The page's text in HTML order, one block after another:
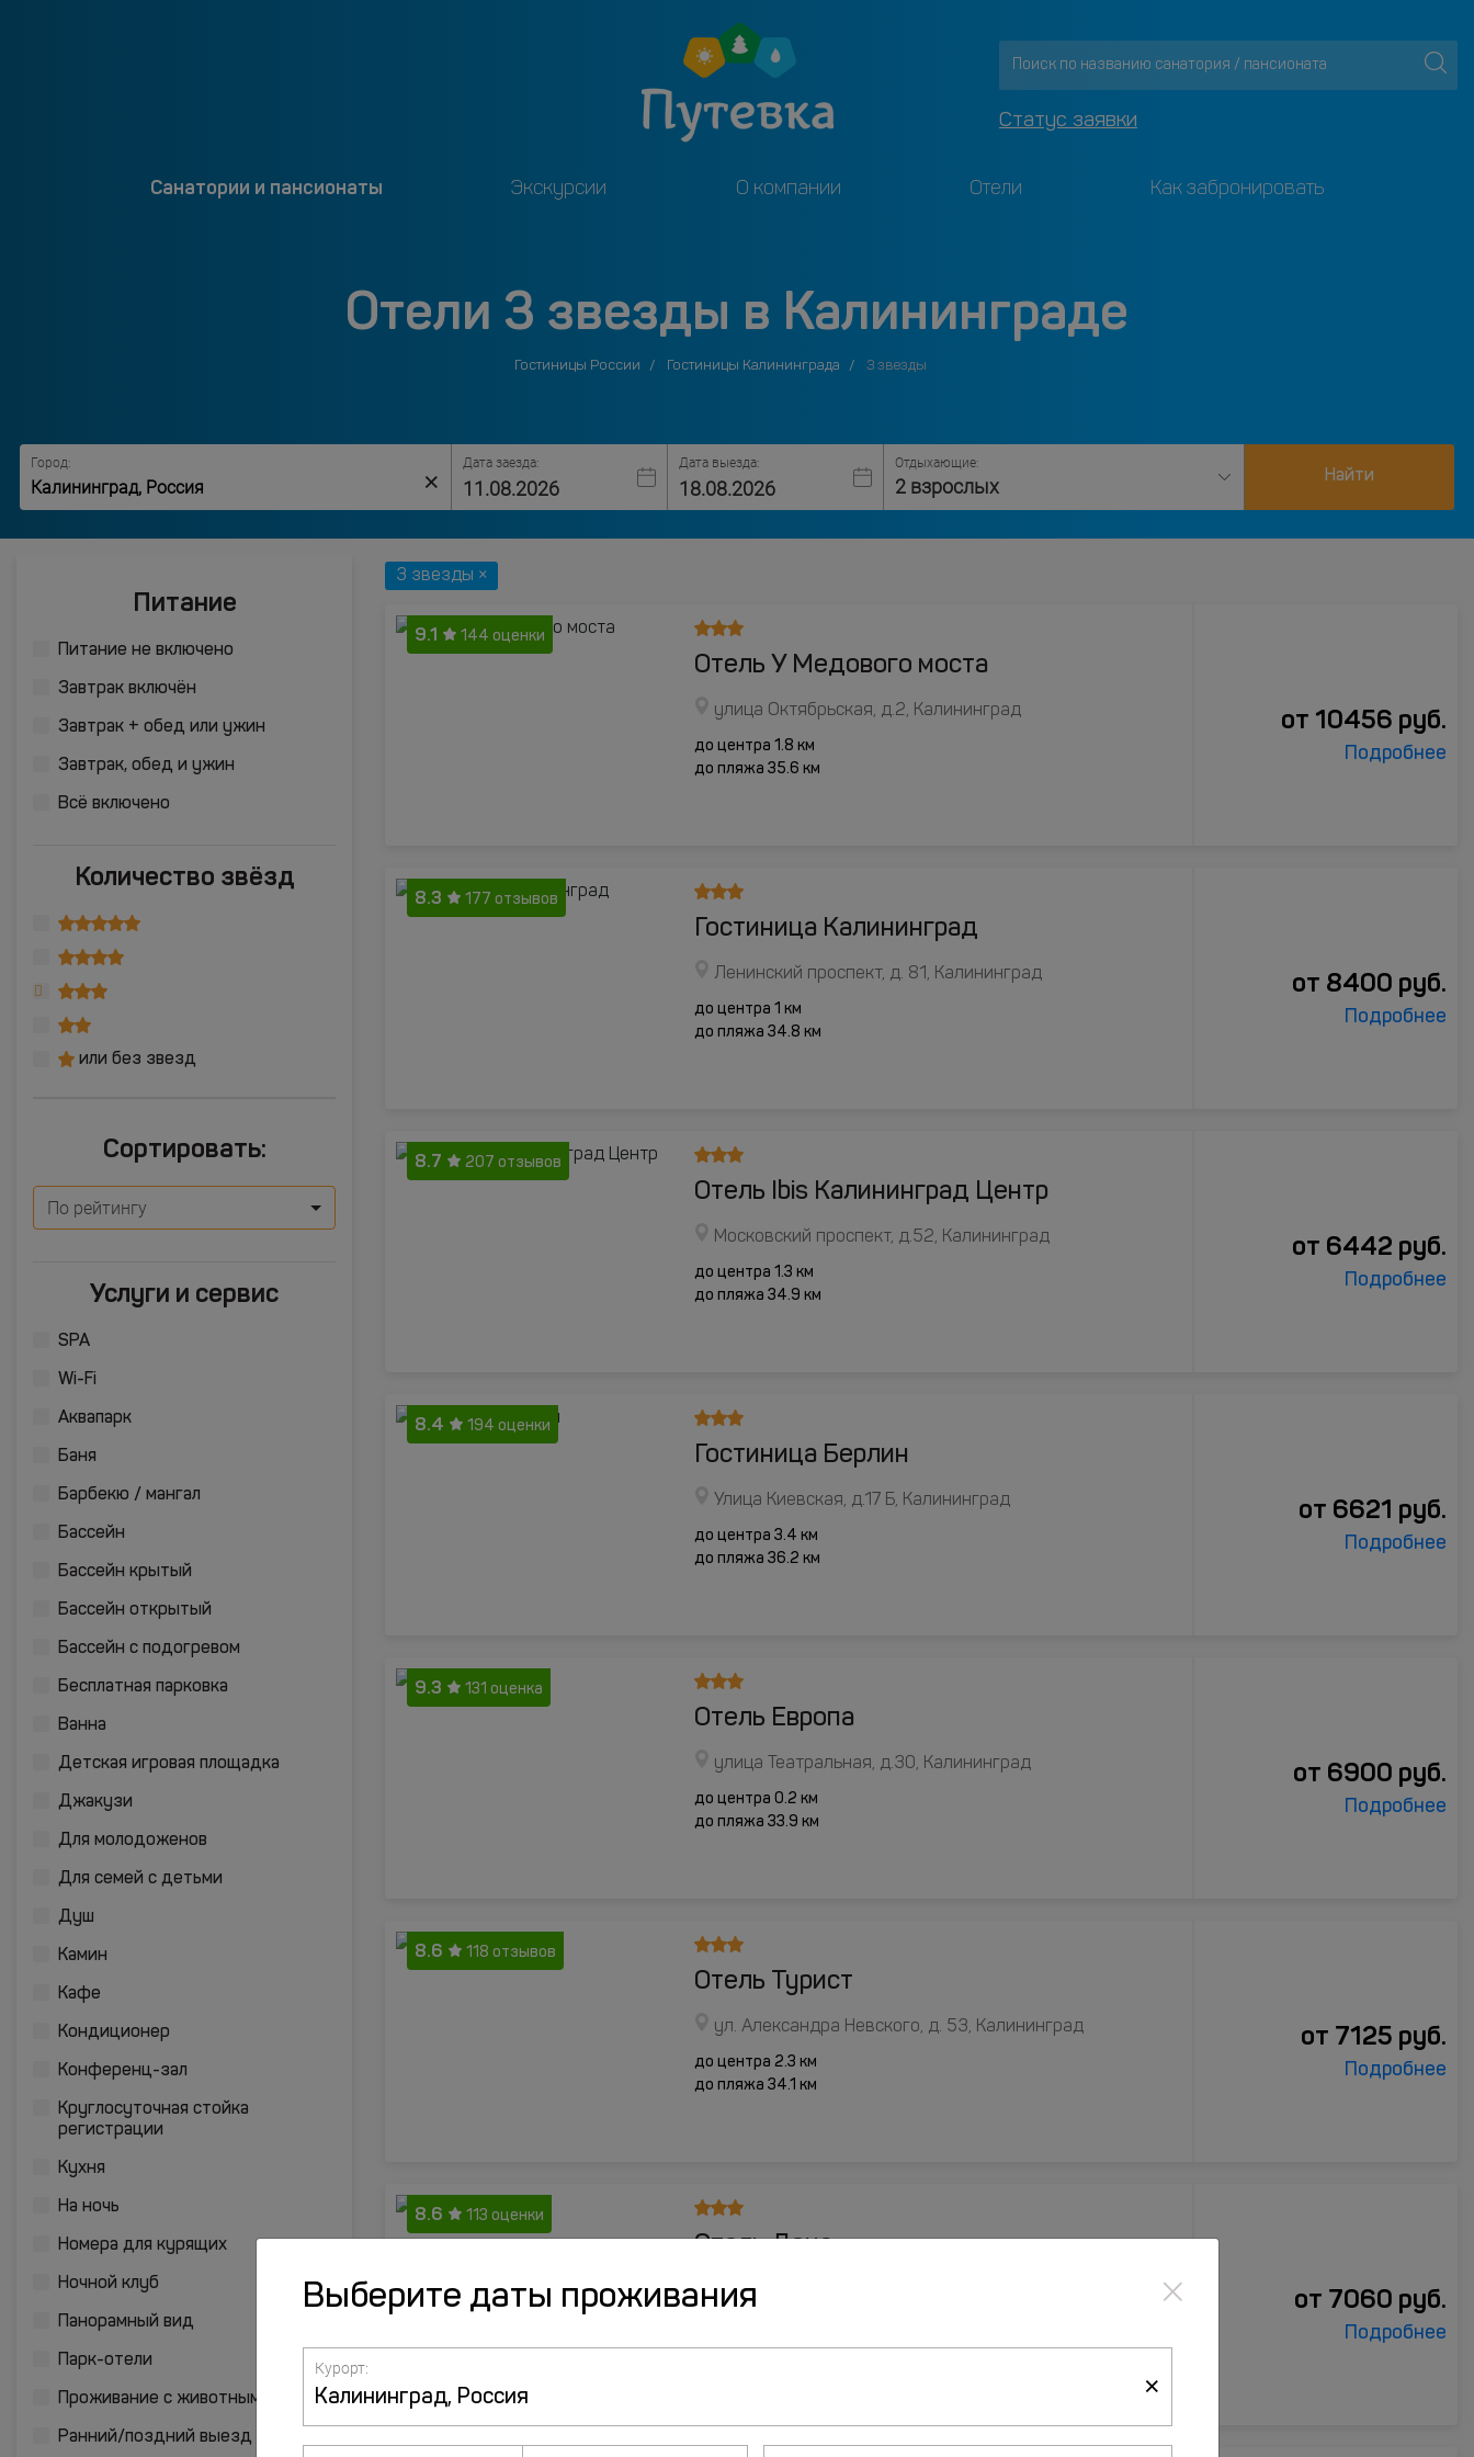
Статус заявки
Санатории и пансионаты Экскурсии О компании Отели Как забронировать
Отели 3 звезды в Калининграде
Гостиницы России Гостиницы Калининграда 3 звезды
Город:
×
Дата заезда: Дата выезда: Отдыхающие:
2 взрослых Найти
Питание
Питание не включено
Завтрак включён
Завтрак + обед или ужин
Завтрак, обед и ужин
Всё включено
Количество звёзд
или без звезд
Сортировать:
По рейтингу
Услуги и сервис
SPA
Wi-Fi
Аквапарк
Баня
Барбекю / мангал
Бассейн
Бассейн крытый
Бассейн открытый
Бассейн с подогревом
Бесплатная парковка
Ванна
Детская игровая площадка
Джакузи
Для молодоженов
Для семей с детьми
Душ
Камин
Кафе
Кондиционер
Конференц-зал
Круглосуточная стойка
регистрации
Кухня
На ночь
Номера для курящих
Ночной клуб
Панорамный вид
Парк-отели
Проживание с животными
Ранний/поздний выезд
3 звезды ×
9.1 144 оценки
Отель У Медового моста
улица Октябрьская, д.2, Калининград
до центра 1.8 км
до пляжа 35.6 км
от 10456 руб.
Подробнее
8.3 177 отзывов
Гостиница Калининград
Ленинский проспект, д. 81, Калининград
до центра 1 км
до пляжа 34.8 км
от 8400 руб.
Подробнее
8.7 207 отзывов
Отель Ibis Калининград Центр
Московский проспект, д.52, Калининград
до центра 1.3 км
до пляжа 34.9 км
от 6442 руб.
Подробнее
8.4 194 оценки
Гостиница Берлин
Улица Киевская, д.17 Б, Калининград
до центра 3.4 км
до пляжа 36.2 км
от 6621 руб.
Подробнее
9.3 131 оценка
Отель Европа
улица Театральная, д.30, Калининград
до центра 0.2 км
до пляжа 33.9 км
от 6900 руб.
Подробнее
8.6 118 отзывов
Отель Турист
ул. Александра Невского, д. 53, Калининград
до центра 2.3 км
до пляжа 34.1 км
от 7125 руб.
Подробнее
8.6 113 оценки
Отель Дона
площадь Маршала Василевского, д. 2, Калининград
до пляжа 34.8 км
от 7060 руб.
Подробнее
Выберите даты проживания ×
Курорт:
×